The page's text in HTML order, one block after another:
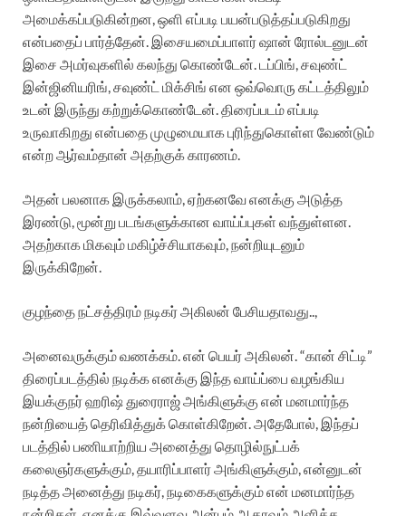
அமைக்கப்படுகின்றன, ஒளி எப்படி பயன்படுத்தப்படுகிறது
என்பதைப் பார்த்தேன். இசையமைப்பாளர் ஷான் ரோல்டனுடன்
இசை அமர்வுகளில் கலந்து கொண்டேன். டப்பிங், சவுண்ட்
இன்ஜினியரிங், சவுண்ட் மிக்சிங் என ஒவ்வொரு கட்டத்திலும்
உடன் இருந்து கற்றுக்கொண்டேன். திரைப்படம் எப்படி
உருவாகிறது என்பதை முழுமையாக புரிந்துகொள்ள வேண்டும்
என்ற ஆர்வம்தான் அதற்குக் காரணம்.
அதன் பலனாக இருக்கலாம், ஏற்கனவே எனக்கு அடுத்த
இரண்டு, மூன்று படங்களுக்கான வாய்ப்புகள் வந்துள்ளன.
அதற்காக மிகவும் மகிழ்ச்சியாகவும், நன்றியுடனும்
இருக்கிறேன்.
குழந்தை நட்சத்திரம் நடிகர் அகிலன் பேசியதாவது..,
அனைவருக்கும் வணக்கம். என் பெயர் அகிலன். “கான் சிட்டி”
திரைப்படத்தில் நடிக்க எனக்கு இந்த வாய்ப்பை வழங்கிய
இயக்குநர் ஹரிஷ் துரைராஜ் அங்கிளுக்கு என் மனமார்ந்த
நன்றியைத் தெரிவித்துக் கொள்கிறேன். அதேபோல், இந்தப்
படத்தில் பணியாற்றிய அனைத்து தொழில்நுட்பக்
கலைஞர்களுக்கும், தயாரிப்பாளர் அங்கிளுக்கும், என்னுடன்
நடித்த அனைத்து நடிகர், நடிகைகளுக்கும் என் மனமார்ந்த